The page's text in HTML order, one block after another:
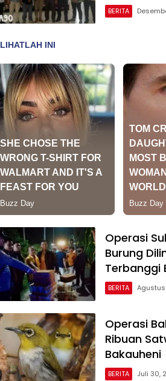
BERITA
Operasi
Burung
Terbanggi
BERITA Agustus
Operasi
Ribuan
Bakauheni
BERITA Juli 30,